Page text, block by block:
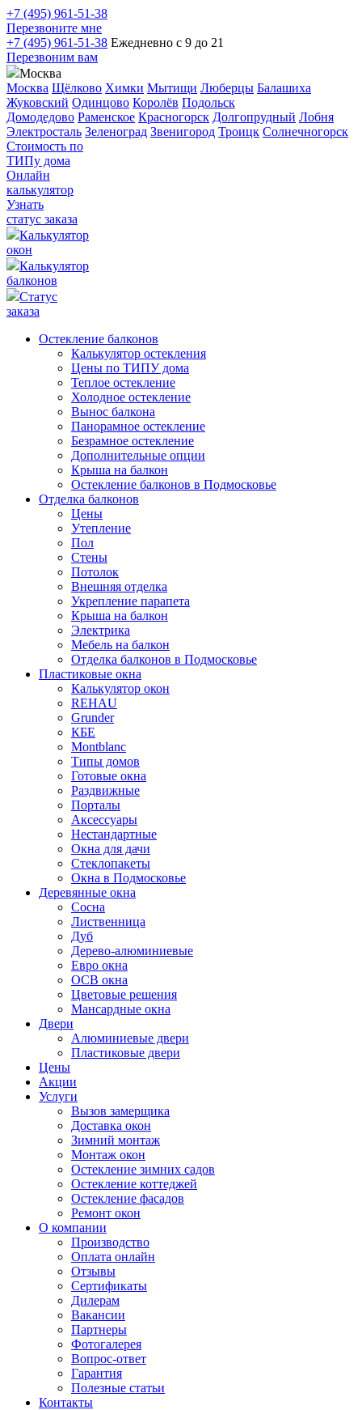
+7 (495) 961-51-38
Перезвоните мне
+7 (495) 961-51-38 Ежедневно с 9 до 21
Перезвоним вам
Москва
Москва Щёлково Химки Мытищи Люберцы Балашиха
Жуковский Одинцово Королёв Подольск
Домодедово Раменское Красногорск Долгопрудный Лобня
Электросталь Зеленоград Звенигород Троицк Солнечногорск
Стоимость по
ТИПу дома
Онлайн
калькулятор
Узнать
статус заказа
Калькулятор
окон
Калькулятор
балконов
Статус
заказа
Остекление балконов
Калькулятор остекления
Цены по ТИПУ дома
Теплое остекление
Холодное остекление
Вынос балкона
Панорамное остекление
Безрамное остекление
Дополнительные опции
Крыша на балкон
Остекление балконов в Подмосковье
Отделка балконов
Цены
Утепление
Пол
Стены
Потолок
Внешняя отделка
Укрепление парапета
Крыша на балкон
Электрика
Мебель на балкон
Отделка балконов в Подмосковье
Пластиковые окна
Калькулятор окон
REHAU
Grunder
КБЕ
Montblanc
Типы домов
Готовые окна
Раздвижные
Порталы
Аксессуары
Нестандартные
Окна для дачи
Стеклопакеты
Окна в Подмосковье
Деревянные окна
Сосна
Лиственница
Дуб
Дерево-алюминиевые
Евро окна
ОСВ окна
Цветовые решения
Мансардные окна
Двери
Алюминиевые двери
Пластиковые двери
Цены
Акции
Услуги
Вызов замерщика
Доставка окон
Зимний монтаж
Монтаж окон
Остекление зимних садов
Остекление коттеджей
Остекление фасадов
Ремонт окон
О компании
Производство
Оплата онлайн
Отзывы
Сертификаты
Дилерам
Вакансии
Партнеры
Фотогалерея
Вопрос-ответ
Гарантия
Полезные статьи
Контакты